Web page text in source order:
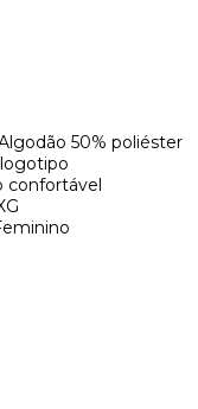
50% poliéster
confortável